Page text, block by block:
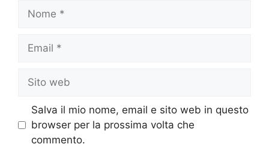
Nome
Email
Sito
web
Salva il mio nome, email e sito web in questo
browser per la prossima volta che
commento.